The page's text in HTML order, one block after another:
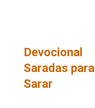
Devocional
Saradas para
Sarar